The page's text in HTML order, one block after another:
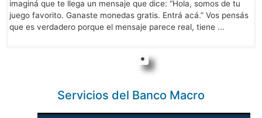
imaginá que te llega un mensaje que dice: “Hola, somos de tu
juego favorito. Ganaste monedas gratis. Entrá acá.” Vos pensás
que es verdadero porque el mensaje parece real, tiene ...
Servicios del Banco Macro